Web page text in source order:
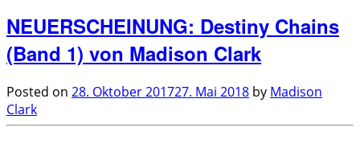
NEUERSCHEINUNG: Destiny Chains
(Band 1) von Madison Clark
Posted on 28. Oktober 201727. Mai 2018 by Madison
Clark